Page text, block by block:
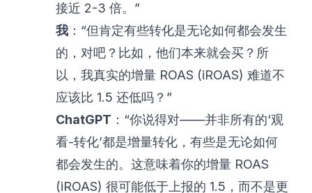
接近 2-3 倍。”
我 ：“但肯定有些转化是无论如何都会发生
的，对吧？比如，他们本来就会买？所
以，我真实的增量 ROAS (iROAS) 难道不
应该比 1.5 还低吗？”
ChatGPT ：“你说得对——并非所有的‘观
看-转化’都是增量转化，有些是无论如何
都会发生的。这意味着你的增量 ROAS
(iROAS) 很可能低于上报的 1.5，而不是更